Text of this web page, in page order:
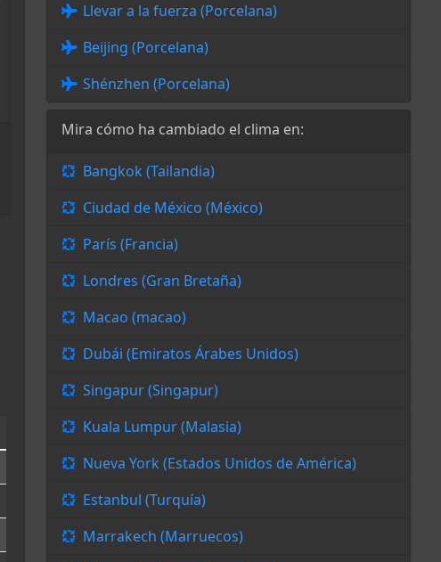
Llevar a la fuerza (Porcelana)
Beijing (Porcelana)
Shénzhen (Porcelana)
Mira cómo ha cambiado el clima en:
Bangkok (Tailandia)
Ciudad de México (México)
París (Francia)
Londres (Gran Bretaña)
Macao (macao)
Dubái (Emiratos Árabes Unidos)
Singapur (Singapur)
Kuala Lumpur (Malasia)
Nueva York (Estados Unidos de América)
Estanbul (Turquía)
Marrakech (Marruecos)